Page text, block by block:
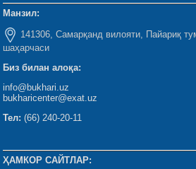
Манзил:
141306, Самарқанд вилояти,
шаҳарчаси
Биз билан алоқа:
info@bukhari.uz
bukharicenter@exat.uz
Тел: (66) 240-20-11
ҲАМКОР САЙТЛАР: